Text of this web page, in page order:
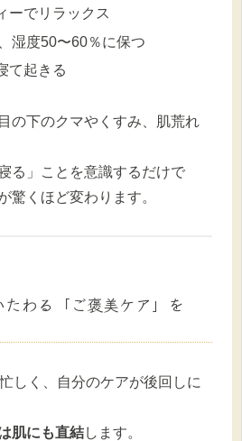
ーでリラックス
湿度50〜60％に保つ
て起きる
の下のクマやくすみ、肌荒れ
る」ことを意識するだけで
驚くほど変わります。
たわる「ご褒美ケア」を
しく、自分のケアが後回しに
肌にも直結します。